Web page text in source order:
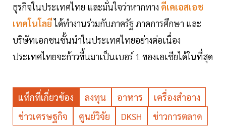
ธุรกิจในประเทศไทย และมั่นใจว่าหากทาง ดีเคเอสเอช
เทคโนโลยีได้ทำงานร่วมกับภาครัฐ ภาคการศึกษา และ
บริษัทเอกชนชั้นนำในประเทศไทยอย่างต่อเนื่อง
ประเทศไทยจะก้าวขึ้นมาเป็นเบอร์ 1 ของเอเชียได้ในที่สุด
แท็กที่เกี่ยวข้อง ลงทุน อาหาร
เครื่องสำอาง
ข่าวเศรษฐกิจ
ศูนย์วิจัย DKSH ข่าวการตลาด